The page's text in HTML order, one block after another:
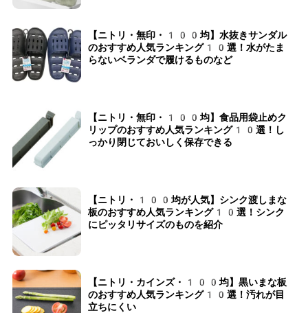
【ニトリ・無印・100均】水抜きサンダル
のおすすめ人気ランキング10選！水がたま
らないベランダで履けるものなど
【ニトリ・無印・100均】食品用袋止めク
リップのおすすめ人気ランキング10選！し
っかり閉じておいしく保存できる
【ニトリ・100均が人気】シンク渡しまな
板のおすすめ人気ランキング10選！シンク
にピッタリサイズのものを紹介
【ニトリ・カインズ・100均】黒いまな板
のおすすめ人気ランキング10選！汚れが目
立ちにくい